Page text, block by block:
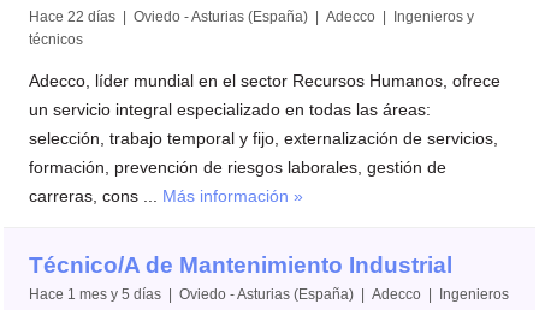
Hace 22 días | Oviedo - Asturias (España) | Adecco | Ingenieros y
técnicos
Adecco, líder mundial en el sector Recursos Humanos, ofrece
un servicio integral especializado en todas las áreas:
selección, trabajo temporal y fijo, externalización de servicios,
formación, prevención de riesgos laborales, gestión de
carreras, cons ... Más información »
Técnico/A de Mantenimiento Industrial
Hace 1 mes y 5 días | Oviedo - Asturias (España) | Adecco | Ingenieros